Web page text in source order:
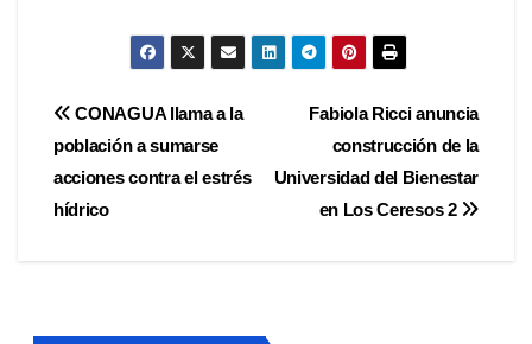
Navegación
de
entradas
Fabiola Ricci anuncia
construcción de la
Universidad del Bienestar
en Los Ceresos 2
CONAGUA llama a la
población a sumarse
acciones contra el estrés
hídrico